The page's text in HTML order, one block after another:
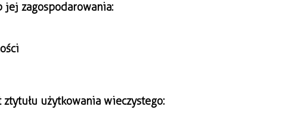
jej zagospodarowania:
tytułu użytkowania wieczystego: